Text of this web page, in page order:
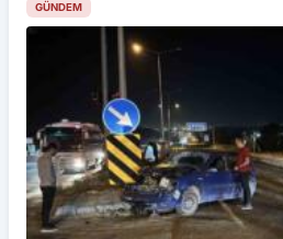
GÜNDEM